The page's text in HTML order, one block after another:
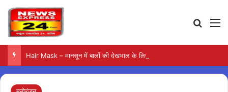
Hair Mask – मानसून में बालों की देखभाल के लिए आजमाएं अंडे का मास्क